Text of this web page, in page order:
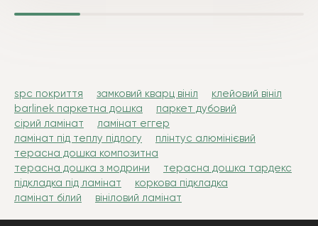
spc покриття замковий кварц вініл
клейовий вініл
barlinek паркетна дошка
паркет дубовий
сірий ламінат
ламінат еггер
ламінат під теплу підлогу
плінтус алюмінієвий
терасна дошка композитна
терасна дошка з модрини
терасна дошка тардекс
підкладка під ламінат
коркова підкладка
ламінат білий
вініловий ламінат